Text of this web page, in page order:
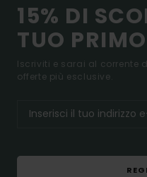
15% DI
TUO
Iscriviti e sarai al corrente
offerte più esclusive.